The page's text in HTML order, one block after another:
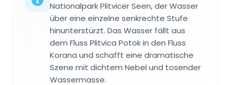
Nationalpark Plitvicer Seen, der Wasser
über eine einzelne senkrechte Stufe
hinunterstürzt. Das Wasser fällt aus
dem Fluss Plitvica Potok in den Fluss
Korana und schafft eine dramatische
Szene mit dichtem Nebel und tosender
Wassermasse.